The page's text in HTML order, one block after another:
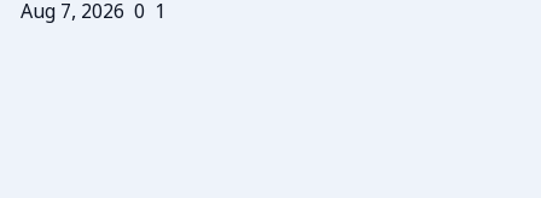
Aug 7, 2026 0 1